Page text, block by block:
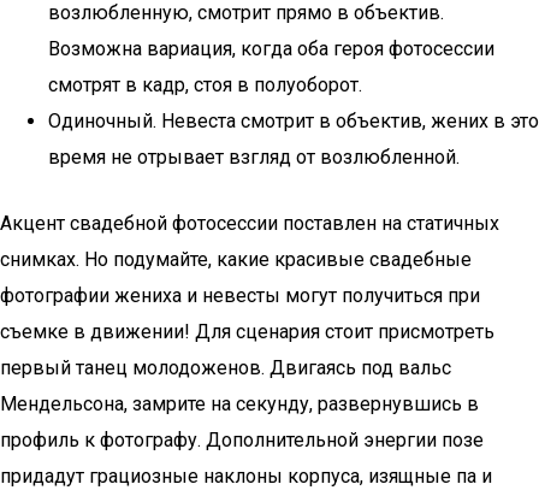
возлюбленную, смотрит прямо в объектив.
Возможна вариация, когда оба героя фотосессии
смотрят в кадр, стоя в полуоборот.
Одиночный. Невеста смотрит в объектив, жених в это
время не отрывает взгляд от возлюбленной.
Акцент свадебной фотосессии поставлен на статичных
снимках. Но подумайте, какие красивые свадебные
фотографии жениха и невесты могут получиться при
съемке в движении! Для сценария стоит присмотреть
первый танец молодоженов. Двигаясь под вальс
Мендельсона, замрите на секунду, развернувшись в
профиль к фотографу. Дополнительной энергии позе
придадут грациозные наклоны корпуса, изящные па и